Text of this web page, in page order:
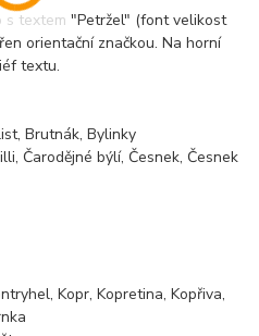
s textem "Petržel" (font velikost
orientační značkou. Na horní
textu.
Brutnák, Bylinky
Čarodějné býlí, Česnek, Česnek
Kopr, Kopretina, Kopřiva,